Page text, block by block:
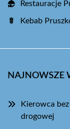
Restauracje
Kebab
NAJNOWSZE
Kierowca
drogowej